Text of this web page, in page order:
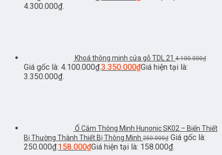
4.300.000₫.
Khoá thông minh cửa gỗ TDL 21 4.100.000₫
Giá gốc là: 4.100.000₫.3.350.000₫Giá hiện tại là:
3.350.000₫.
Ổ Cắm Thông Minh Hunonic SK02 – Biến Thiết
Bị Thường Thành Thiết Bị Thông Minh 250.000₫ Giá gốc là:
250.000₫.158.000₫Giá hiện tại là: 158.000₫.